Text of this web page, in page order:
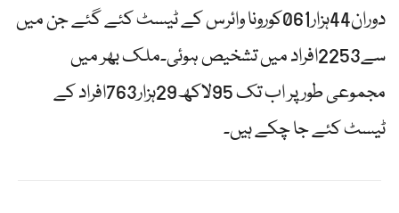
دوران44ہزار061کورونا وائرس کے ٹیسٹ کئے گئے جن میں
سے2253افراد میں تشخیص ہوئی۔ملک بھر میں
مجموعی طور پر اب تک 95لاکھ29ہزار763افراد کے
ٹیسٹ کئے جا چکے ہیں۔